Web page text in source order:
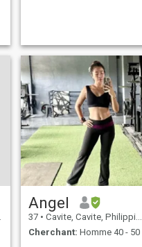
drame. J'aime les hommes
spontané avec un sens de
l'humour qui n'ont pas peur
d'être eux-mêmes. Quelqu'un
avec qui je peux parler, rire,
sortir de la routine, et aussi
partager des moments
calmes et sans
complications. Je ne me
concentre pas sur les choses
superficielles; je me soucie
davantage de l'attitude, du
respect et de la façon dont
une personne traite les
connexion, de bonnes
vibrations, et quelqu'un avec
qui tout coule naturellement.
Angel
37 • Cavite, Cavite, Philippines
Cherchant: Homme 40 - 50